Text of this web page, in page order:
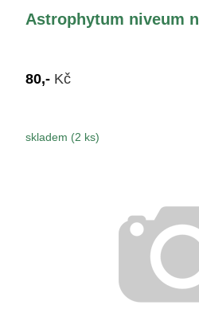
Astrophytum niveum
80,- Kč
skladem (2 ks)